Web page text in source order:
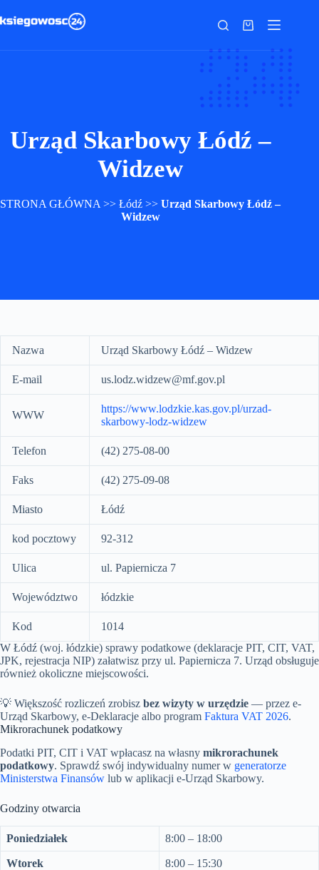
do
Koszyk
Urząd Skarbowy Łódź –
Widzew
STRONA GŁÓWNA >>Łódź >>Urząd Skarbowy Łódź –
Widzew
Nazwa Urząd Skarbowy Łódź – Widzew
E-mail us.lodz.widzew@mf.gov.pl
WWW
https://www.lodzkie.kas.gov.pl/urzad-
skarbowy-lodz-widzew
Telefon (42) 275-08-00
Faks (42) 275-09-08
Miasto Łódź
kod pocztowy 92-312
Ulica ul. Papiernicza 7
Województwo łódzkie
Kod
1014
W Łódź (woj. łódzkie) sprawy podatkowe (deklaracje PIT, CIT, VAT,
JPK, rejestracja NIP) załatwisz przy ul. Papiernicza 7. Urząd obsługuje
również okoliczne miejscowości.
💡 Większość rozliczeń zrobisz bez wizyty w urzędzie — przez e-
Urząd Skarbowy, e-Deklaracje albo program Faktura VAT 2026.
Mikrorachunek podatkowy
Podatki PIT, CIT i VAT wpłacasz na własny mikrorachunek
podatkowy. Sprawdź swój indywidualny numer w generatorze
Ministerstwa Finansów lub w aplikacji e-Urząd Skarbowy.
Godziny otwarcia
Poniedziałek 8:00 – 18:00
Wtorek 8:00 – 15:30